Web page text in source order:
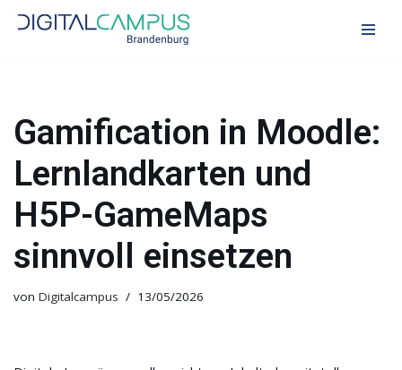
Gamification in Moodle:
Lernlandkarten und
H5P-GameMaps
sinnvoll einsetzen
von Digitalcampus 13/05/2026